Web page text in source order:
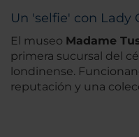
Un 'selfie' con Lady
El museo Madame
primera sucursal del
londinense.
reputación y una